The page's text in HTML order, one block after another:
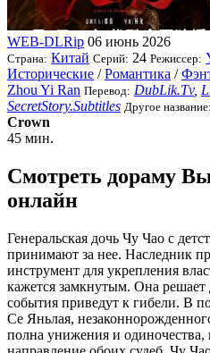
WEB-DLRip 06 июнь 2026
Страна: Китай Серий: 24 Режиссер:
Исторические /Романтика /
Zhou Yi Ran Перевод: DubLik.Tv,
SecretStory.Subtitles Другое название:
Crown
45 мин.
Смотреть дораму
онлайн
Генеральская дочь Чу Чао с
принимают за нее. Наследник
инструмент для укрепления
кажется замкнутым. Она решает
события приведут к гибели. В
Се Яньлая,
полна унижения и одиночества,